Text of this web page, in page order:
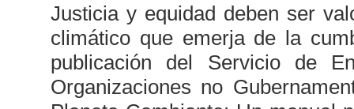
Justicia y equidad deben ser
climático que emerja de la
publicación del Servicio de
Organizaciones no